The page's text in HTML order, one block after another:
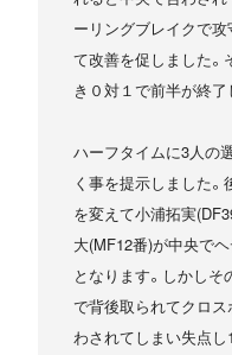
ーリングブレイクで
て改善を促しました
き０対１で前半が終了
ハーフタイムに3人の
く事を提示しました
を変えて小浦拓実
大(MF12番)が中央で
となります。しかし
で背後取られてクロ
わされてしまい失点